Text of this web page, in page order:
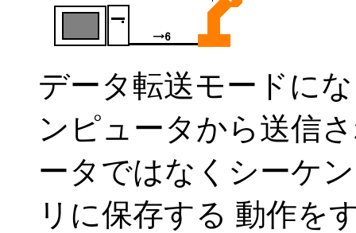
データ転送モードに
ンピュータから送信
ータではなくシーケ
リに保存する 動作を